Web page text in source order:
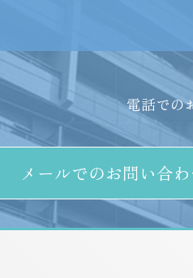
電話での
メールでのお問い合